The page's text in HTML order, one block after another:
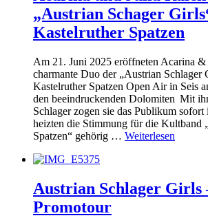
„Austrian Schager
Kastelruther Spatzen
Am 21. Juni 2025 eröffneten Acarina &
charmante Duo der „Austrian Schlager
Kastelruther Spatzen Open Air in Seis
den beeindruckenden Dolomiten Mit
Schlager zogen sie das Publikum
heizten die Stimmung für die Kultband
Spatzen“ gehörig … Weiterlesen
Austrian Schlager Girls
Promotour